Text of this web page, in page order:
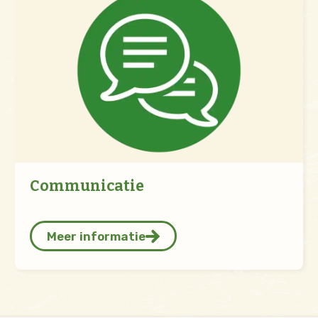
Communicatie
Meer informatie